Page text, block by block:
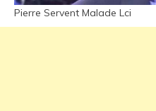
Pierre Servent Malade Lci